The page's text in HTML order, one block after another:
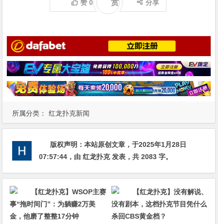
所属分类： 红龙扑克新闻
赞0 赏 分享
版权声明：本站原创文章，于2025年1月28日
07:57:44 ，由红龙扑克发表，共 2083 字。